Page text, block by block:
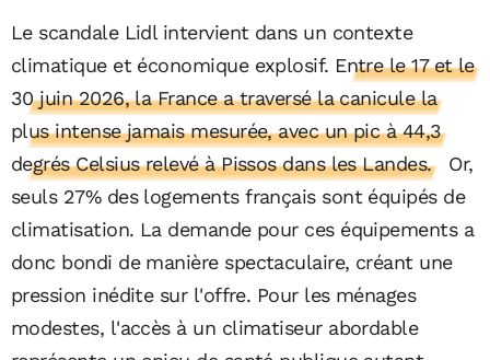
Le scandale Lidl intervient dans un contexte
climatique et économique explosif. Entre le 17 et le
30 juin 2026, la France a traversé la canicule la
plus intense jamais mesurée, avec un pic à 44,3
degrés Celsius relevé à Pissos dans les Landes.
Or,
seuls 27% des logements français sont équipés de
climatisation. La demande pour ces équipements a
donc bondi de manière spectaculaire, créant une
pression inédite sur l'offre. Pour les ménages
modestes, l'accès à un climatiseur abordable